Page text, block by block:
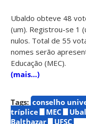
Ubaldo obteve 48
(um). Registrou-se 1
nulos. Total de 55
nomes serão
Educação (MEC).
(mais…)
Tags: conselho
tríplice
MEC
Balthazar
UFSC